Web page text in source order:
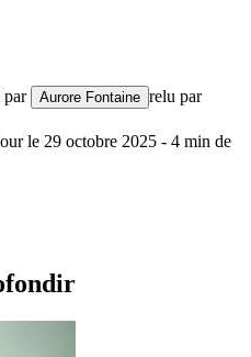
par Aurore Fontaine relu par
le 29 octobre 2025 - 4 min de